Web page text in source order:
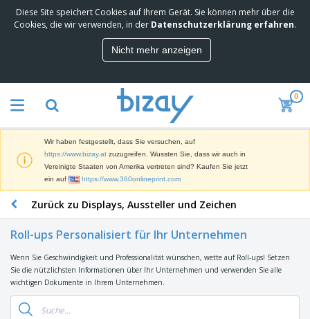
Diese Site speichert Cookies auf Ihrem Gerät. Sie können mehr über die
Cookies, die wir verwenden, in der Datenschutzerklärung erfahren.
Nicht mehr anzeigen
0
Wir haben festgestellt, dass Sie versuchen, auf
https://www.bizay.at zuzugreifen. Wussten Sie, dass wir auch in
Vereinigte Staaten von Amerika vertreten sind? Kaufen Sie jetzt
ein auf
https://www.360onlineprint.com
Zurück zu Displays, Aussteller und Zeichen
Roll-ups Personalisiert für Ihr Unternehmen
Wenn Sie Geschwindigkeit und Professionalität wünschen, wette auf Roll-ups! Setzen
Sie die nützlichsten Informationen über Ihr Unternehmen und verwenden Sie alle
wichtigen Dokumente in Ihrem Unternehmen.